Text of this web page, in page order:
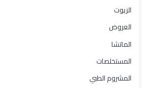
الزيوت
العروض
الماتشا
المستخلصات
المشروم الطبي